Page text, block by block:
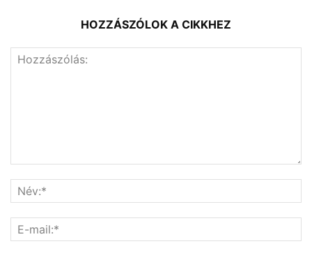
HOZZÁSZÓLOK A CIKKHEZ